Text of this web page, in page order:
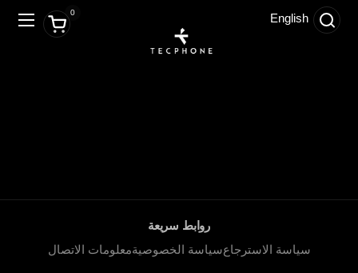
تخطي إلى المحتوى
فتح العربة0 Switch to English
English
فتح
روابط سريعة
سياسة الاسترجاعسياسة الخصوصيةمعلومات الاتصال